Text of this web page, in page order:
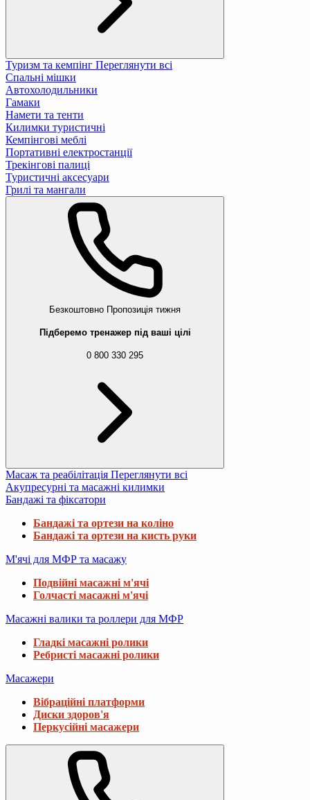
Туризм та кемпінг Переглянути всі
Спальні мішки
Автохолодильники
Гамаки
Намети та тенти
Килимки туристичні
Кемпінгові меблі
Портативні електростанції
Трекінгові палиці
Туристичні аксесуари
Грилі та мангали
Безкоштовно Пропозиція тижня
Підберемо тренажер під ваші цілі
0 800 330 295
Масаж та реабілітація Переглянути всі
Акупресурні та масажні килимки
Бандажі та фіксатори
Бандажі та ортези на коліно
Бандажі та ортези на кисть руки
М'ячі для МФР та масажу
Подвійні масажні м'ячі
Голчасті масажні м'ячі
Масажні валики та роллери для МФР
Гладкі масажні ролики
Ребристі масажні ролики
Масажери
Вібраційні платформи
Диски здоров'я
Перкусійні масажери